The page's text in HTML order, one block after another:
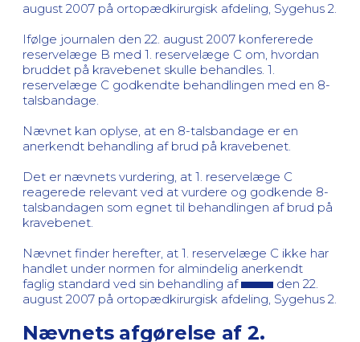
august 2007 på ortopædkirurgisk afdeling, Sygehus 2.
Ifølge journalen den 22. august 2007 konfererede
reservelæge B med 1. reservelæge C om, hvordan
bruddet på kravebenet skulle behandles. 1.
reservelæge C godkendte behandlingen med en 8-
talsbandage.
Nævnet kan oplyse, at en 8-talsbandage er en
anerkendt behandling af brud på kravebenet.
Det er nævnets vurdering, at 1. reservelæge C
reagerede relevant ved at vurdere og godkende 8-
talsbandagen som egnet til behandlingen af brud på
kravebenet.
Nævnet finder herefter, at 1. reservelæge C ikke har
handlet under normen for almindelig anerkendt
faglig standard ved sin behandling af
den 22.
august 2007 på ortopædkirurgisk afdeling, Sygehus 2.
Nævnets afgørelse af 2.